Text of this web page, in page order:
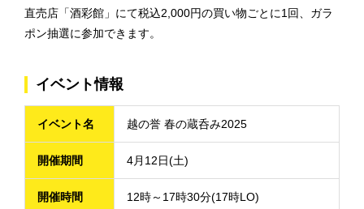
直売店「酒彩館」にて税込2,000円の買い物ごとに1回、ガラ
ポン抽選に参加できます。
イベント情報
イベント名 越の誉 春の蔵呑み2025
開催期間 4月12日(土)
開催時間 12時～17時30分(17時LO)